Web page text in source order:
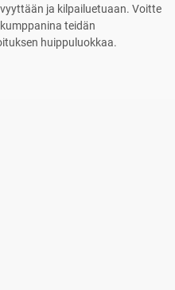
ja kilpailuetuaan. Voitte
teidän
huippuluokkaa.